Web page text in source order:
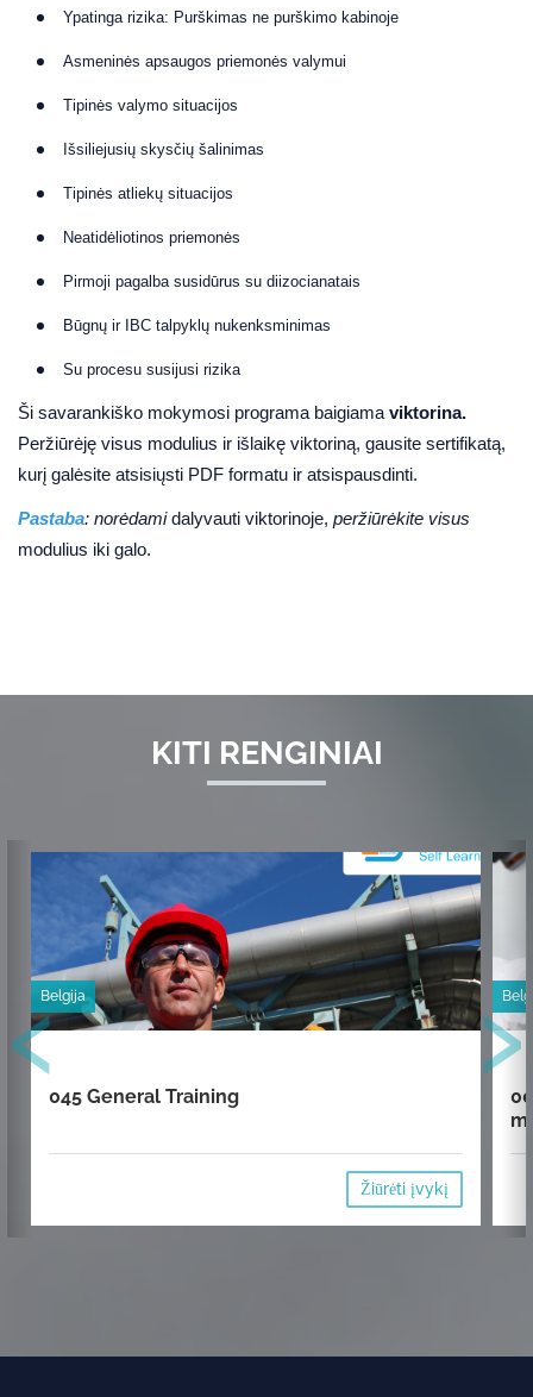
Ypatinga rizika: Purškimas ne purškimo kabinoje
Asmeninės apsaugos priemonės valymui
Tipinės valymo situacijos
Išsiliejusių skysčių šalinimas
Tipinės atliekų situacijos
Neatidėliotinos priemonės
Pirmoji pagalba susidūrus su diizocianatais
Būgnų ir IBC talpyklų nukenksminimas
Su procesu susijusi rizika
Ši savarankiško mokymosi programa baigiama viktorina.
Peržiūrėję visus modulius ir išlaikę viktoriną, gausite sertifikatą,
kurį galėsite atsisiųsti PDF formatu ir atsispausdinti.
Pastaba: norėdamidalyvauti viktorinoje, peržiūrėkite visus
modulius iki galo.
KITI RENGINIAI
Belgija
045 General Training
Žiūrėti įvykį
‹ ›